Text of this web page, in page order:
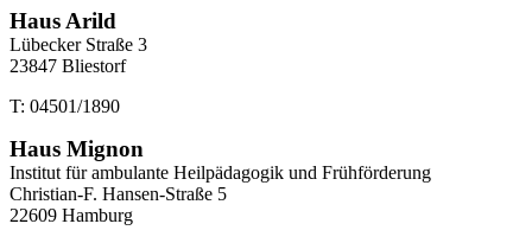
Haus Arild
Lübecker Straße 3
23847 Bliestorf
T: 04501/1890
Haus Mignon
Institut für ambulante Heilpädagogik und Frühförderung
Christian-F. Hansen-Straße 5
22609 Hamburg